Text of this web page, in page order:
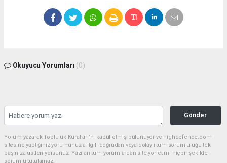
Okuyucu Yorumları (0)
Gönder
Yorum yazarak Topluluk Kuralları’nı kabul etmiş bulunuyor ve highdefence.com
sitesine yaptığınız yorumunuzla ilgili doğrudan veya dolaylı tüm sorumluluğu tek
başınıza üstleniyorsunuz. Yazılan tüm yorumlardan site yönetimi hiçbir şekilde
sorumlu tutulamaz.